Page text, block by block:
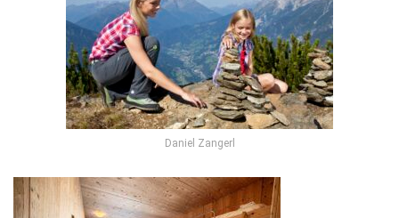
Daniel Zangerl